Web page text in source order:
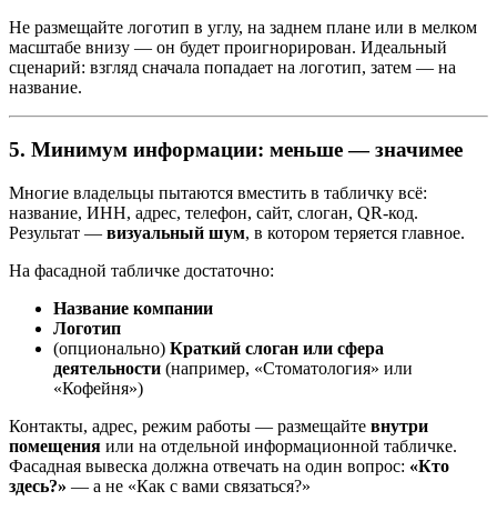
Не размещайте логотип в углу, на заднем плане или в мелком
масштабе внизу — он будет проигнорирован. Идеальный
сценарий: взгляд сначала попадает на логотип, затем — на
название.
5. Минимум информации: меньше — значимее
Многие владельцы пытаются вместить в табличку всё:
название, ИНН, адрес, телефон, сайт, слоган, QR-код.
Результат — визуальный шум, в котором теряется главное.
На фасадной табличке достаточно:
Название компании
Логотип
(опционально) Краткий слоган или сфера
деятельности (например, «Стоматология» или
«Кофейня»)
Контакты, адрес, режим работы — размещайте внутри
помещения или на отдельной информационной табличке.
Фасадная вывеска должна отвечать на один вопрос: «Кто
здесь?» — а не «Как с вами связаться?»